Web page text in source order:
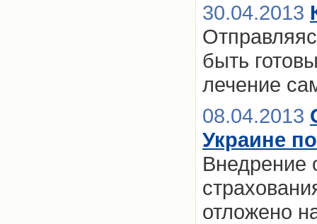
30.04.2013
быть
лечение
08.04.2013
Украине
Внедрение
отложено